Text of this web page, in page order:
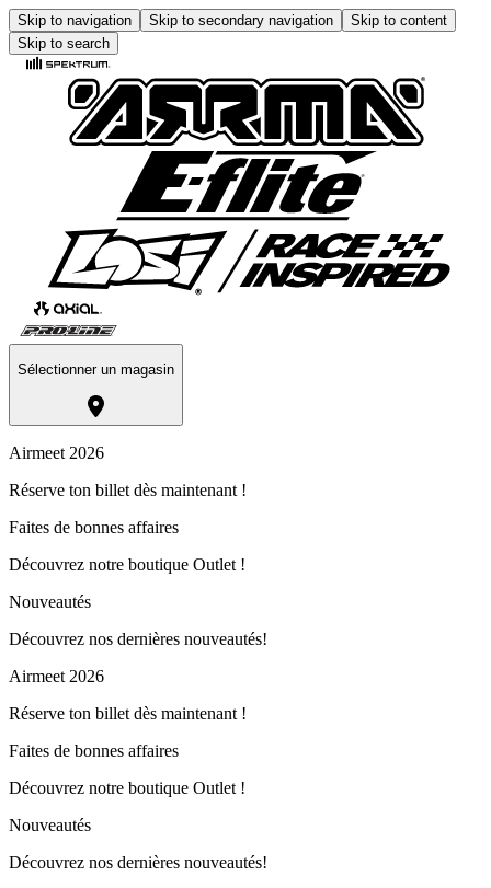
Skip to navigation Skip to secondary navigation
Skip to content
Skip to search
Sélectionner un magasin
Airmeet 2026
Réserve ton billet dès maintenant !
Faites de bonnes affaires
Découvrez notre boutique Outlet !
Nouveautés
Découvrez nos dernières nouveautés!
Airmeet 2026
Réserve ton billet dès maintenant !
Faites de bonnes affaires
Découvrez notre boutique Outlet !
Nouveautés
Découvrez nos dernières nouveautés!